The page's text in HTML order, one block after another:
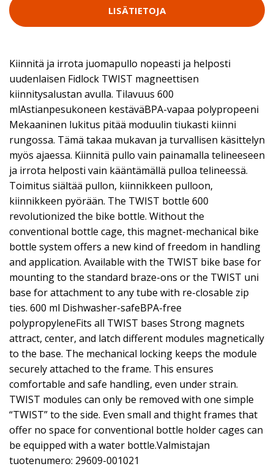
LISÄTIETOJA
Kiinnitä ja irrota juomapullo nopeasti ja helposti
uudenlaisen Fidlock TWIST magneettisen
kiinnitysalustan avulla. Tilavuus 600
mlAstianpesukoneen kestäväBPA-vapaa polypropeeni
Mekaaninen lukitus pitää moduulin tiukasti kiinni
rungossa. Tämä takaa mukavan ja turvallisen käsittelyn
myös ajaessa. Kiinnitä pullo vain painamalla telineeseen
ja irrota helposti vain kääntämällä pulloa telineessä.
Toimitus siältää pullon, kiinnikkeen pulloon,
kiinnikkeen pyörään. The TWIST bottle 600
revolutionized the bike bottle. Without the
conventional bottle cage, this magnet-mechanical bike
bottle system offers a new kind of freedom in handling
and application. Available with the TWIST bike base for
mounting to the standard braze-ons or the TWIST uni
base for attachment to any tube with re-closable zip
ties. 600 ml Dishwasher-safeBPA-free
polypropyleneFits all TWIST bases Strong magnets
attract, center, and latch different modules magnetically
to the base. The mechanical locking keeps the module
securely attached to the frame. This ensures
comfortable and safe handling, even under strain.
TWIST modules can only be removed with one simple
“TWIST” to the side. Even small and thight frames that
offer no space for conventional bottle holder cages can
be equipped with a water bottle.Valmistajan
tuotenumero: 29609-001021